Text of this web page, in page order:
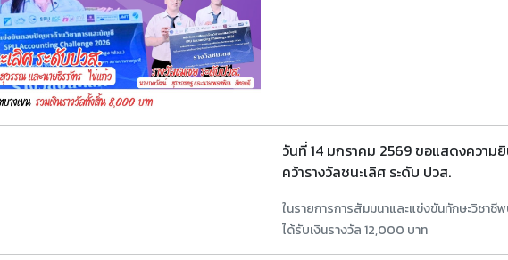
วันที่ 14 มกราคม 2569 ขอแสดงควา
คว้ารางวัลชนะเลิศ ระดับ ปวส.
ในรายการการสัมมนาและแข่งขันทักษะวิชา
ได้รับเงินรางวัล 12,000 บาท